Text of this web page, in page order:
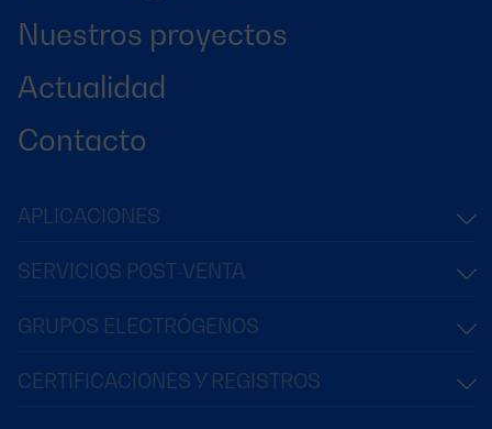
Nuestros proyectos
Actualidad
Contacto
APLICACIONES
SERVICIOS POST-VENTA
GRUPOS ELECTRÓGENOS
CERTIFICACIONES Y REGISTROS